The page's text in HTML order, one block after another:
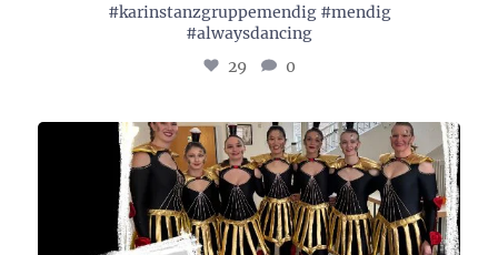
#karinstanzgruppemendig #mendig
#alwaysdancing
29
0